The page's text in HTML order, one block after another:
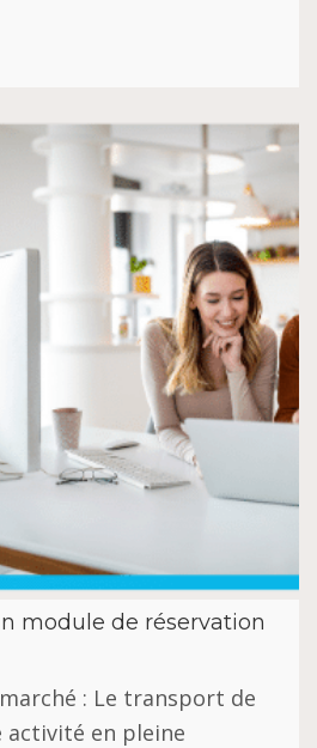
module de réservation
: Le transport de
activité en pleine